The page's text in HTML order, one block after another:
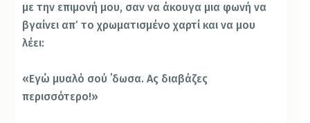
με την επιμονή μου, σαν να άκουγα μια φωνή να
βγαίνει απ’ το χρωματισμένο χαρτί και να μου
λέει:
«Εγώ μυαλό σού ΄δωσα. Ας διαβάζες
περισσότερο!»